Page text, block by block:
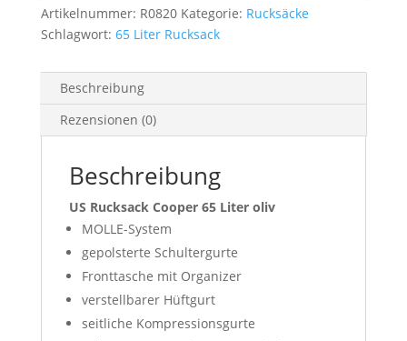
Artikelnummer: R0820 Kategorie: Rucksäcke
Schlagwort: 65 Liter Rucksack
Beschreibung
Rezensionen (0)
Beschreibung
US Rucksack Cooper 65 Liter oliv
MOLLE-System
gepolsterte Schultergurte
Fronttasche mit Organizer
verstellbarer Hüftgurt
seitliche Kompressionsgurte